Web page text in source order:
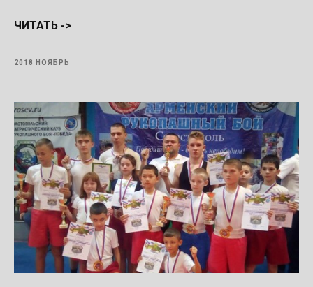
ЧИТАТЬ ->
2018 НОЯБРЬ